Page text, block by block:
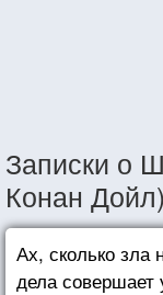
Записки о
Конан Дойл)
Ах, сколько зла
дела совершает